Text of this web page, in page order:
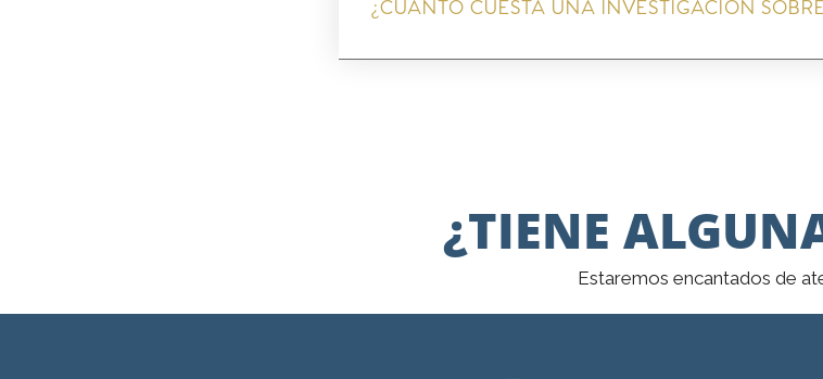
¿CUANTO CUESTA UNA INVESTIGACIÓN
¿TIENE
Estaremos encantados de